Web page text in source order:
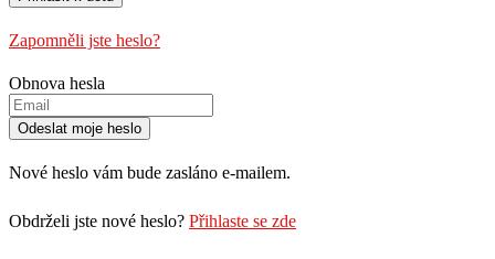
Zapomněli jste heslo?
Obnova hesla
Nové heslo vám bude zasláno e-mailem.
Obdrželi jste nové heslo? Přihlaste se zde